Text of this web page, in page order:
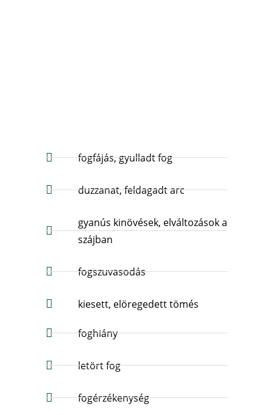
fogfájás, gyulladt fog
duzzanat, feldagadt arc
gyanús kinövések, elváltozások a
szájban
fogszuvasodás
kiesett, elöregedett tömés
foghiány
letört fog
fogérzékenység